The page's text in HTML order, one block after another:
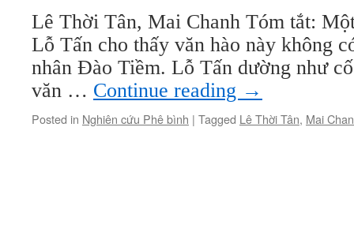
Lê Thời Tân, Mai Chanh Tóm tắt:
Lỗ Tấn cho thấy văn hào này không
nhân Đào Tiềm. Lỗ Tấn dường như
văn … Continue reading →
Posted in Nghiên cứu Phê bình | Tagged Lê Thời Tân, Mai